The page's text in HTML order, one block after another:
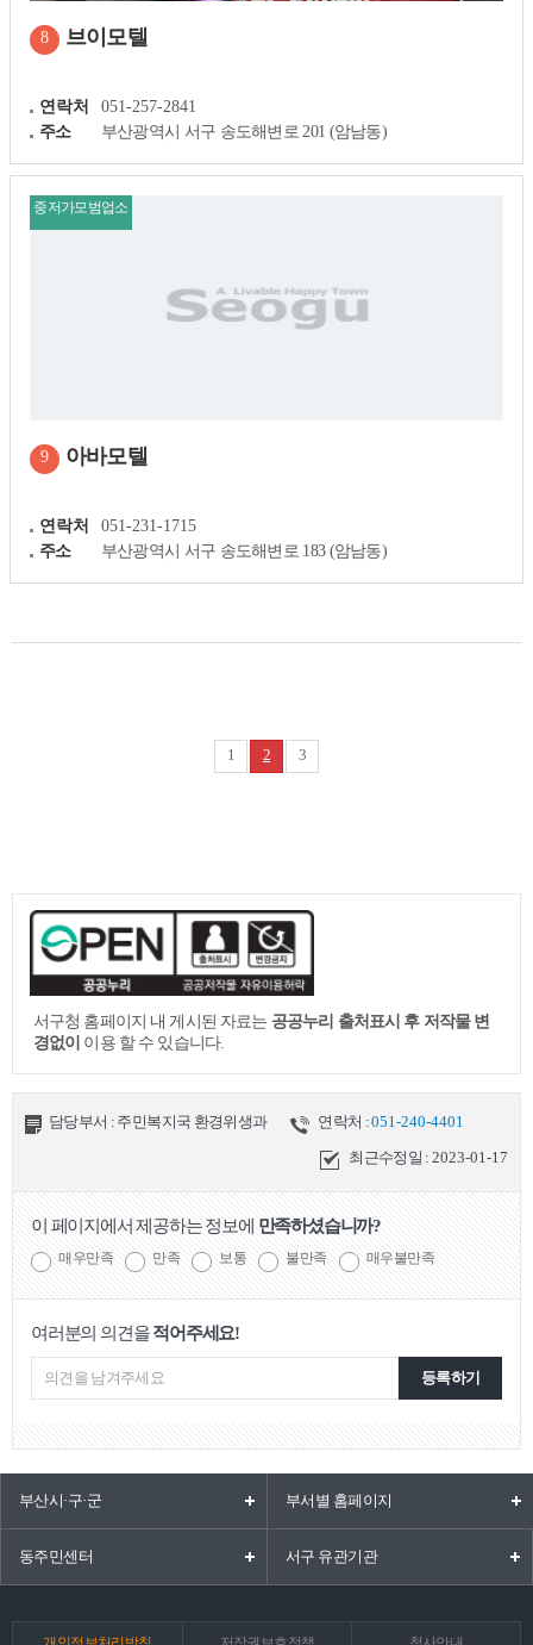
8 브이모텔
연락처
051-257-2841
주소
부산광역시 서구 송도해변로 201 (암남동)
중저가모범업소
9 아바모텔
연락처
051-231-1715
주소
부산광역시 서구 송도해변로 183 (암남동)
1 2 3
서구청 홈페이지 내 게시된 자료는 공공누리 출처표시 후 저작물 변
경없이 이용 할 수 있습니다.
담당부서 : 주민복지국 환경위생과 연락처 :051-240-4401
최근수정일 : 2023-01-17
이 페이지에서 제공하는 정보에 만족하셨습니까?
매우만족 만족 보통 불만족 매우불만족
여러분의 의견을적어주세요!
등록하기
부산시·구·군 부서별 홈페이지
동주민센터 서구 유관기관